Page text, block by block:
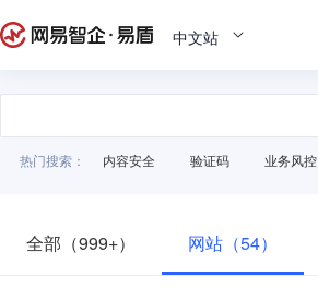
中文站
热门搜索： 内容安全 验证码 业务风控
全部（999+） 网站（54）